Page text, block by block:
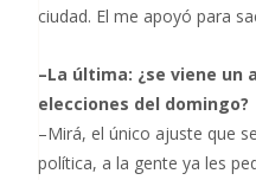
ciudad. El me apoyó para
–La última: ¿se viene un
elecciones del domingo?
–Mirá, el único ajuste que
política, a la gente ya les